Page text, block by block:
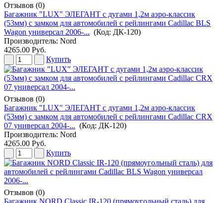
Отзывов (0)
Багажник "LUX" ЭЛЕГАНТ с дугами 1,2м аэро-классик
(53мм) с замком для автомобилей с рейлингами Cadillac BLS
Wagon универсал 2006-... (Код: ДК-120)
Производитель: Nord
4265.00 Руб.
Купить
Отзывов (0)
Багажник "LUX" ЭЛЕГАНТ с дугами 1,2м аэро-классик
(53мм) с замком для автомобилей с рейлингами Cadillac CRX
07 универсал 2004-... (Код: ДК-120)
Производитель: Nord
4265.00 Руб.
Купить
Отзывов (0)
Багажник NORD Classic IR-120 (прямоугольный сталь) для